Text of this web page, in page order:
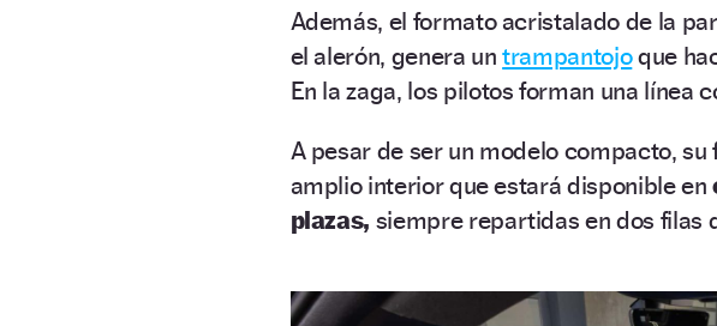
Además, el formato acristalado de la
el alerón, genera untrampantojoque
En la zaga, los pilotos forman una línea
A pesar de ser un modelo compacto,
amplio interior que estará disponible en
plazas, siempre repartidas en dos filas